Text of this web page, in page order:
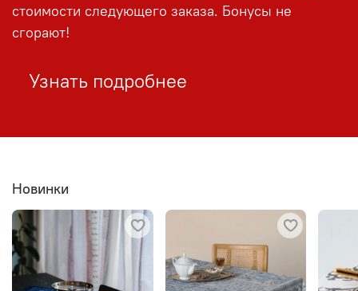
стоимости следующего заказа. Бонусы не
сгорают!
Узнать подробнее
Новинки